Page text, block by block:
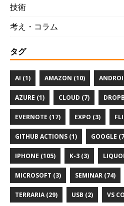
技術
考え・コラム
タグ
AI (1) AMAZON (10)
AZURE (1) CLOUD (7)
EVERNOTE (17) EXPO (3)
GITHUB ACTIONS (1) GOOGLE
IPHONE (105) K-3 (3)
MICROSOFT (3) SEMINAR (74)
TERRARIA (29) USB (2) VS